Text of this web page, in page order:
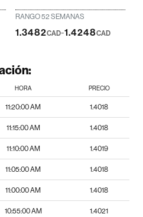
RANGO 52 SEMANAS
1.3482CAD-1.4248CAD
HORA PRECIO
11:20:00 AM 1.4018
11:15:00 AM 1.4018
11:10:00 AM 1.4019
11:05:00 AM 1.4018
11:00:00 AM 1.4018
10:55:00 AM 1.4021